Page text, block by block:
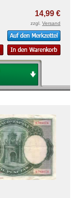
14,99 €
zzgl. Versand